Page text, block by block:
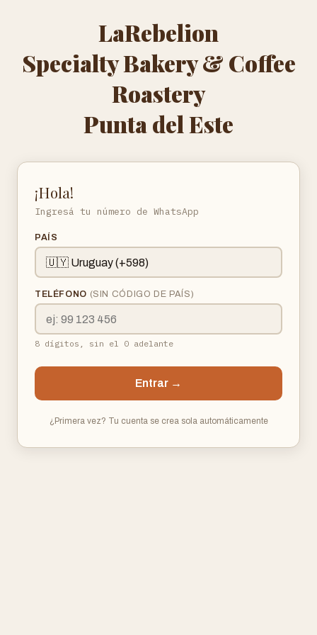
LaRebelion
Specialty Bakery & Coffee
Roastery
Punta del Este
¡Hola!
Ingresá tu número de WhatsApp
PAÍS
TELÉFONO (SIN CÓDIGO DE PAÍS)
8 dígitos, sin el 0 adelante
Entrar →
¿Primera vez? Tu cuenta se crea sola automáticamente